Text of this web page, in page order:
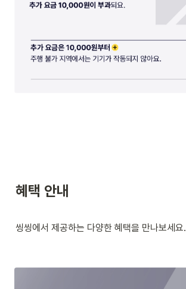
혜택 안내
씽씽에서 제공하는 다양한 혜택을 만나보세요.